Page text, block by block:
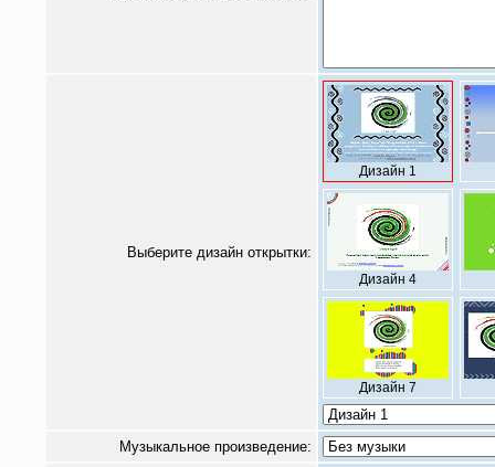
Выберите дизайн открытки:
Дизайн 1
Дизайн 4
Дизайн 7
Музыкальное произведение: